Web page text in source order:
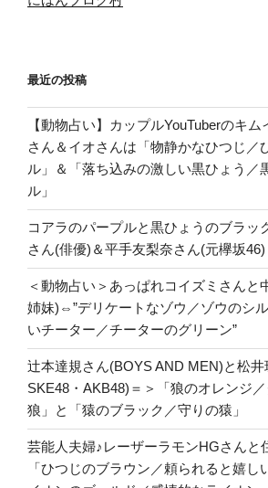
最近の投稿
【動物占い】カップルYouTuberのキ
さん＆イオさんは「物静かなひつじ／
ル」＆「落ち込みの激しい黒ひょう／
ル」
コアラのパープルと黒ひょうのブラッ
さん(俳優)＆平手友梨奈さん(元欅坂46)
＜動物占い＞あっぱれコイズミさんと
姉妹)⇔”デリケートなゾウ／ゾウのシ
いチーター／チーターのグリーン”
辻本達規さん(BOYS AND MEN)と松
SKE48・AKB48)＝＞「狼のオレンジ
狼」と「猿のブラック／守りの猿」
芸能人夫婦♪レーザーラモンHGさんと
「ひつじのブラウン／頼られると嬉し